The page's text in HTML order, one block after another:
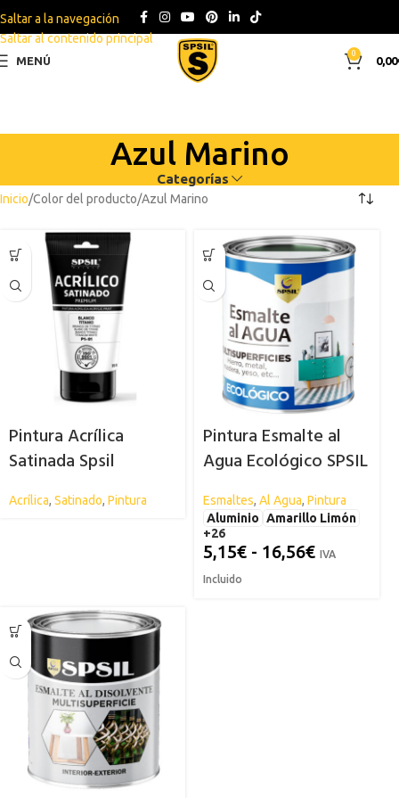
Saltar a la navegación
Saltar al contenido principal
MENÚ
0
0,00
Azul Marino
Categorías
Inicio Color del producto Azul Marino
Pintura Acrílica
Satinada Spsil
Acrílica, Satinado, Pintura
Pintura Esmalte al
Agua Ecológico SPSIL
Esmaltes, Al Agua, Pintura
Aluminio Amarillo Limón
+26
5,15€ - 16,56€ IVA
Incluido